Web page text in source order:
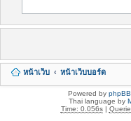
หน้าเว็บ หน้าเว็บบอร์ด
Powered by phpBB
Thai language by
Time: 0.056s|